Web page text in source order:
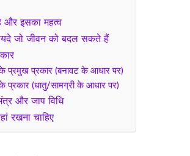
और इसका महत्व
जो जीवन को बदल सकते हैं
प्रमुख प्रकार (बनावट के आधार पर)
प्रकार (धातु/सामग्री के आधार पर)
और जाप विधि
रखना चाहिए